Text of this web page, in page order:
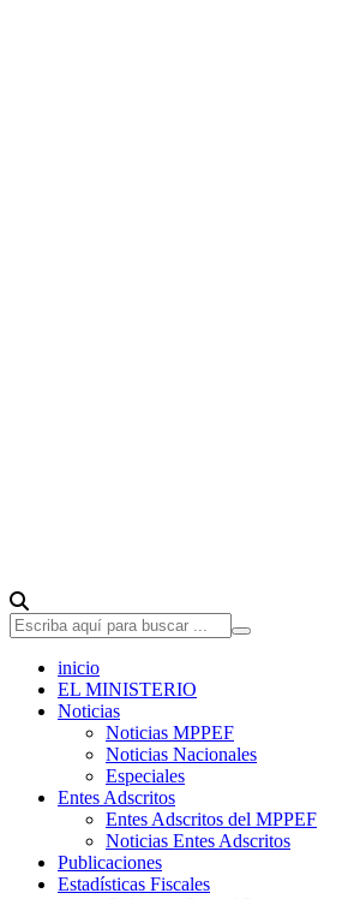
inicio
EL MINISTERIO
Noticias
Noticias MPPEF
Noticias Nacionales
Especiales
Entes Adscritos
Entes Adscritos del MPPEF
Noticias Entes Adscritos
Publicaciones
Estadísticas Fiscales